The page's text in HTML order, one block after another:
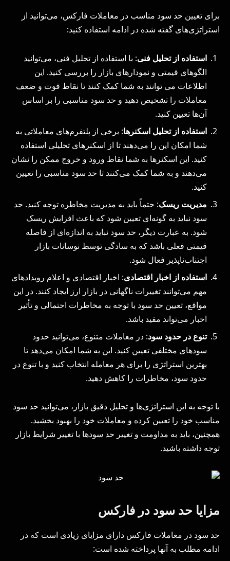
برای تعیین حد سود مناسب در معاملات فارکس، می‌توانید از
استراتژی‌های گفته شده در ادامه استفاده کنید:
استفاده از تحلیل فنی: با استفاده از تحلیل فنی، می‌توانید
الگوهای قیمتی و نمودارهای بازار را بررسی کنید. این
اطلاعات می توانند به شما کمک ‌کنند تا نقاط قوت و ضعف
معاملات را تشخیص دهید و حد سود مناسبی را بر اساس
آن‌ها تعیین کنید.
استفاده از تحلیل اسکنرها: برخی از پلتفرم‌های معاملاتی به
شما امکان این را می‌دهند تا از اسکنرهای تحلیلی استفاده
کنید. این اسکنرها به شما نقاط ورود و خروج ممکن را نشان
می‌دهند و به شما کمک می‌کنند تا حد سود مناسبی را تعیین
کنید.
مدیریت ریسک: حتماً باید به مدیریت مخاطره توجه کنید. حد
سود نباید به گونه‌ای تعیین شود که باعث افزایش ریسک
شود. به عبارت دیگر، حد سود نباید به اندازه‌ای از فاصله
قیمتی فعلی باشد که به سادگی توسط نوسانات بازار
اجتناب‌ناپذیر فعال شود.
استفاده از اخبار اقتصادی: اخبار اقتصادی و اعلام رویدادهای
مهم می‌توانند تغییرات ناگهانی در بازار ارز ایجاد کنند. در این
مواقع، تعیین حد سود با توجه به مخاطرات احتمالی و تأثیر
اخبار می‌تواند مفید باشد.
تنوع در حدود سود: در معاملات متنوع، می‌توانید حدود
سود‌های مختلفی تعیین کنید. این به شما امکان می‌دهد تا
بهترین استراتژی را برای هر معامله انتخاب کنید و با تنوع در
حدود سود، مخاطرات را کاهش دهید.
با توجه به این استراتژی‌ها و تحلیل دقیق بازار، می‌توانید حد سود
مناسب خود را تعیین کرده و معاملات خود را بهبود بخشید.
همچنین، باید به مداومت و تغییر حد سود‌ها با تغییر شرایط بازار
توجه داشته باشید.
مزایا حد سود در فارکس
حد سود در معاملات فارکس دارای مزایای زیادی است که در
ادامه مطلب به آنها پرداخته شده است: